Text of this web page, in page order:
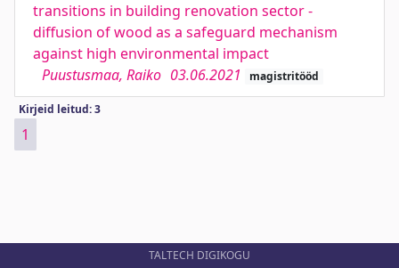
transitions in building renovation sector -
diffusion of wood as a safeguard mechanism
against high environmental impact
Puustusmaa, Raiko 03.06.2021 magistritööd
Kirjeid leitud: 3
1
TALTECH DIGIKOGU